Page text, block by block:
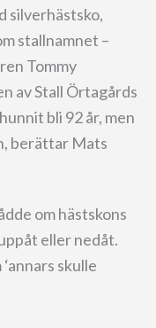
silverhästsko,
stallnamnet –
Tommy
av Stall Örtagårds
bli 92 år, men
berättar Mats
om hästskons
eller nedåt.
skulle